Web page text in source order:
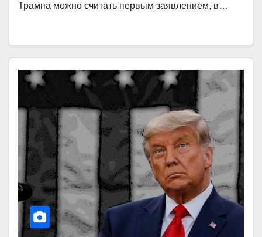
Трампа можно считать первым заявлением, в…